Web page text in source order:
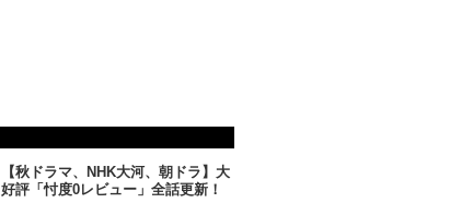
【秋ドラマ、NHK大河、朝ドラ】大
好評「忖度0レビュー」全話更新！